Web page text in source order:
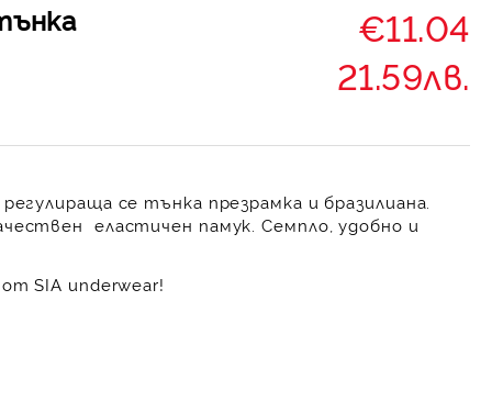
€11.04
21.59лв.
регулираща се тънка презрамка и бразилиана.
еластичен памук. Семпло, удобно и
SIA underwear!